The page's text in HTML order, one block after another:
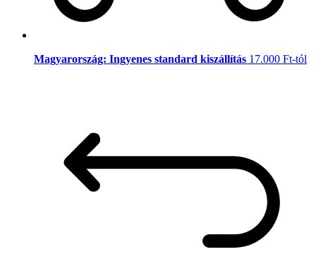
Magyarország: Ingyenes standard kiszállítás 17.000 Ft-tól